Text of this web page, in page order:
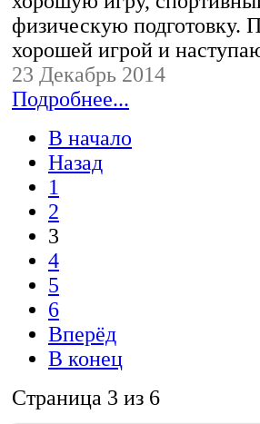
физическую подготовку.
хорошей игрой и
23 Декабрь 2014
Подробнее...
В начало
Назад
1
2
3
4
5
6
Вперёд
В конец
Страница 3 из 6